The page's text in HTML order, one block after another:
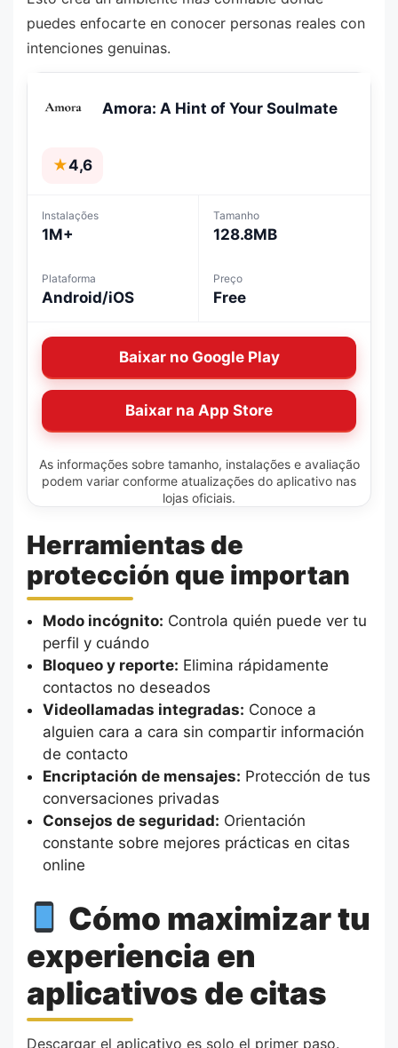
puedes enfocarte en conocer personas reales con
intenciones genuinas.
Amora: A Hint of Your Soulmate
★4,6
Instalações
1M+
Tamanho
128.8MB
Plataforma
Android/iOS
Preço
Free
Baixar no Google Play
Baixar na App Store
As informações sobre tamanho, instalações e avaliação
podem variar conforme atualizações do aplicativo nas
lojas oficiais.
Herramientas de
protección que importan
Modo incógnito: Controla quién puede ver tu
perfil y cuándo
Bloqueo y reporte: Elimina rápidamente
contactos no deseados
Videollamadas integradas: Conoce a
alguien cara a cara sin compartir información
de contacto
Encriptación de mensajes: Protección de tus
conversaciones privadas
Consejos de seguridad: Orientación
constante sobre mejores prácticas en citas
online
Cómo maximizar tu
experiencia en
aplicativos de citas
Descargar el aplicativo es solo el primer paso.